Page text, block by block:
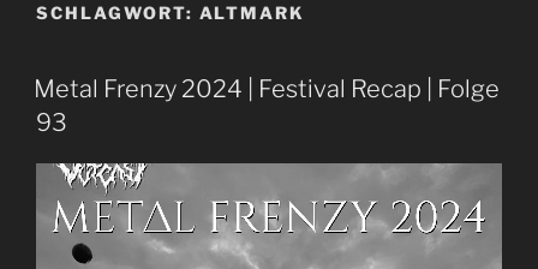
SCHLAGWORT: ALTMARK
Metal Frenzy 2024 | Festival Recap | Folge
93